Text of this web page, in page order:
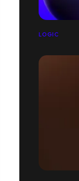
LOGIC